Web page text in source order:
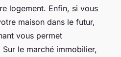
logement. Enfin, si vous
maison dans le futur,
vous permet
Sur le marché immobilier,